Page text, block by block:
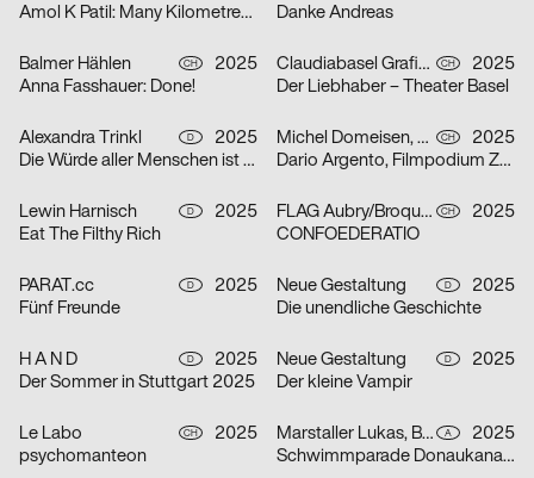
Amol K Patil: Many Kilometres – Several Words
Danke Andreas
Balmer Hählen CH
2025
Anna Fasshauer: Done!
Claudiabasel Grafik + Interaktion CH
2025
Der Liebhaber – Theater Basel
Alexandra Trinkl D
2025
Die Würde aller Menschen ist unantastbar.
Michel Domeisen, Emily Horrolt, Hannah Klarer CH
2025
Dario Argento, Filmpodium Zürich
Lewin Harnisch D
2025
Eat The Filthy Rich
FLAG Aubry/Broquard CH
2025
CONFOEDERATIO
PARAT.cc D
2025
Fünf Freunde
Neue Gestaltung D
2025
Die unendliche Geschichte
H A N D D
2025
Der Sommer in Stuttgart 2025
Neue Gestaltung D
2025
Der kleine Vampir
Le Labo CH
2025
psychomanteon
Marstaller Lukas, Béla Meiers A
2025
Schwimmparade Donaukanal 2025